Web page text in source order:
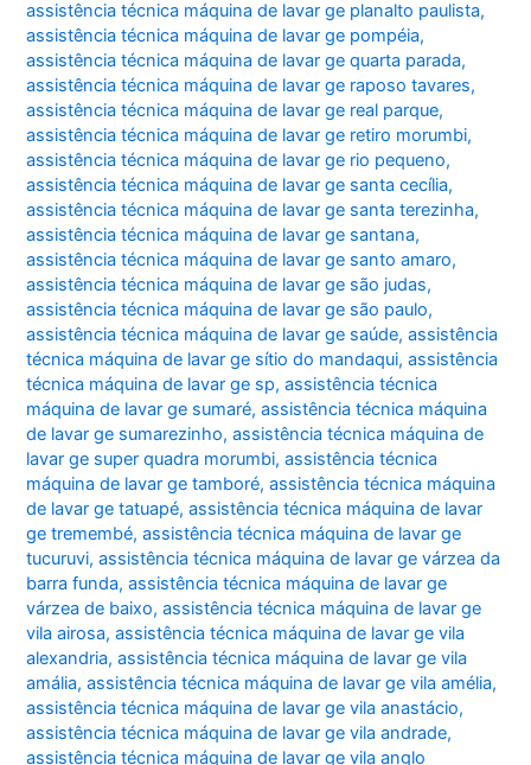
assistência técnica máquina de lavar ge planalto paulista,
assistência técnica máquina de lavar ge pompéia,
assistência técnica máquina de lavar ge quarta parada,
assistência técnica máquina de lavar ge raposo tavares,
assistência técnica máquina de lavar ge real parque,
assistência técnica máquina de lavar ge retiro morumbi,
assistência técnica máquina de lavar ge rio pequeno,
assistência técnica máquina de lavar ge santa cecília,
assistência técnica máquina de lavar ge santa terezinha,
assistência técnica máquina de lavar ge santana,
assistência técnica máquina de lavar ge santo amaro,
assistência técnica máquina de lavar ge são judas,
assistência técnica máquina de lavar ge são paulo,
assistência técnica máquina de lavar ge saúde,assistência
técnica máquina de lavar ge sítio do mandaqui,assistência
técnica máquina de lavar ge sp,assistência técnica
máquina de lavar ge sumaré,assistência técnica máquina
de lavar ge sumarezinho,assistência técnica máquina de
lavar ge super quadra morumbi,assistência técnica
máquina de lavar ge tamboré,assistência técnica máquina
de lavar ge tatuapé,assistência técnica máquina de lavar
ge tremembé,assistência técnica máquina de lavar ge
tucuruvi,assistência técnica máquina de lavar ge várzea da
barra funda,assistência técnica máquina de lavar ge
várzea de baixo,assistência técnica máquina de lavar ge
vila airosa,assistência técnica máquina de lavar ge vila
alexandria,assistência técnica máquina de lavar ge vila
amália,assistência técnica máquina de lavar ge vila amélia,
assistência técnica máquina de lavar ge vila anastácio,
assistência técnica máquina de lavar ge vila andrade,
assistência técnica máquina de lavar ge vila anglo